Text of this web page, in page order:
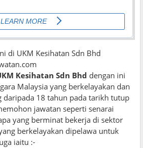
di UKM Kesihatan Sdn Bhd
Kesihatan Sdn Bhd dengan ini
Malaysia yang berkelayakan dan
daripada 18 tahun pada tarikh tutup
jawatan seperti senarai
yang berminat bekerja di sektor
berkelayakan dipelawa untuk
iaitu :-